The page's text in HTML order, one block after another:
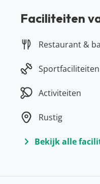
Faciliteiten
Restaurant &
Sportfaciliteiten
Activiteiten
Rustig
Bekijk alle